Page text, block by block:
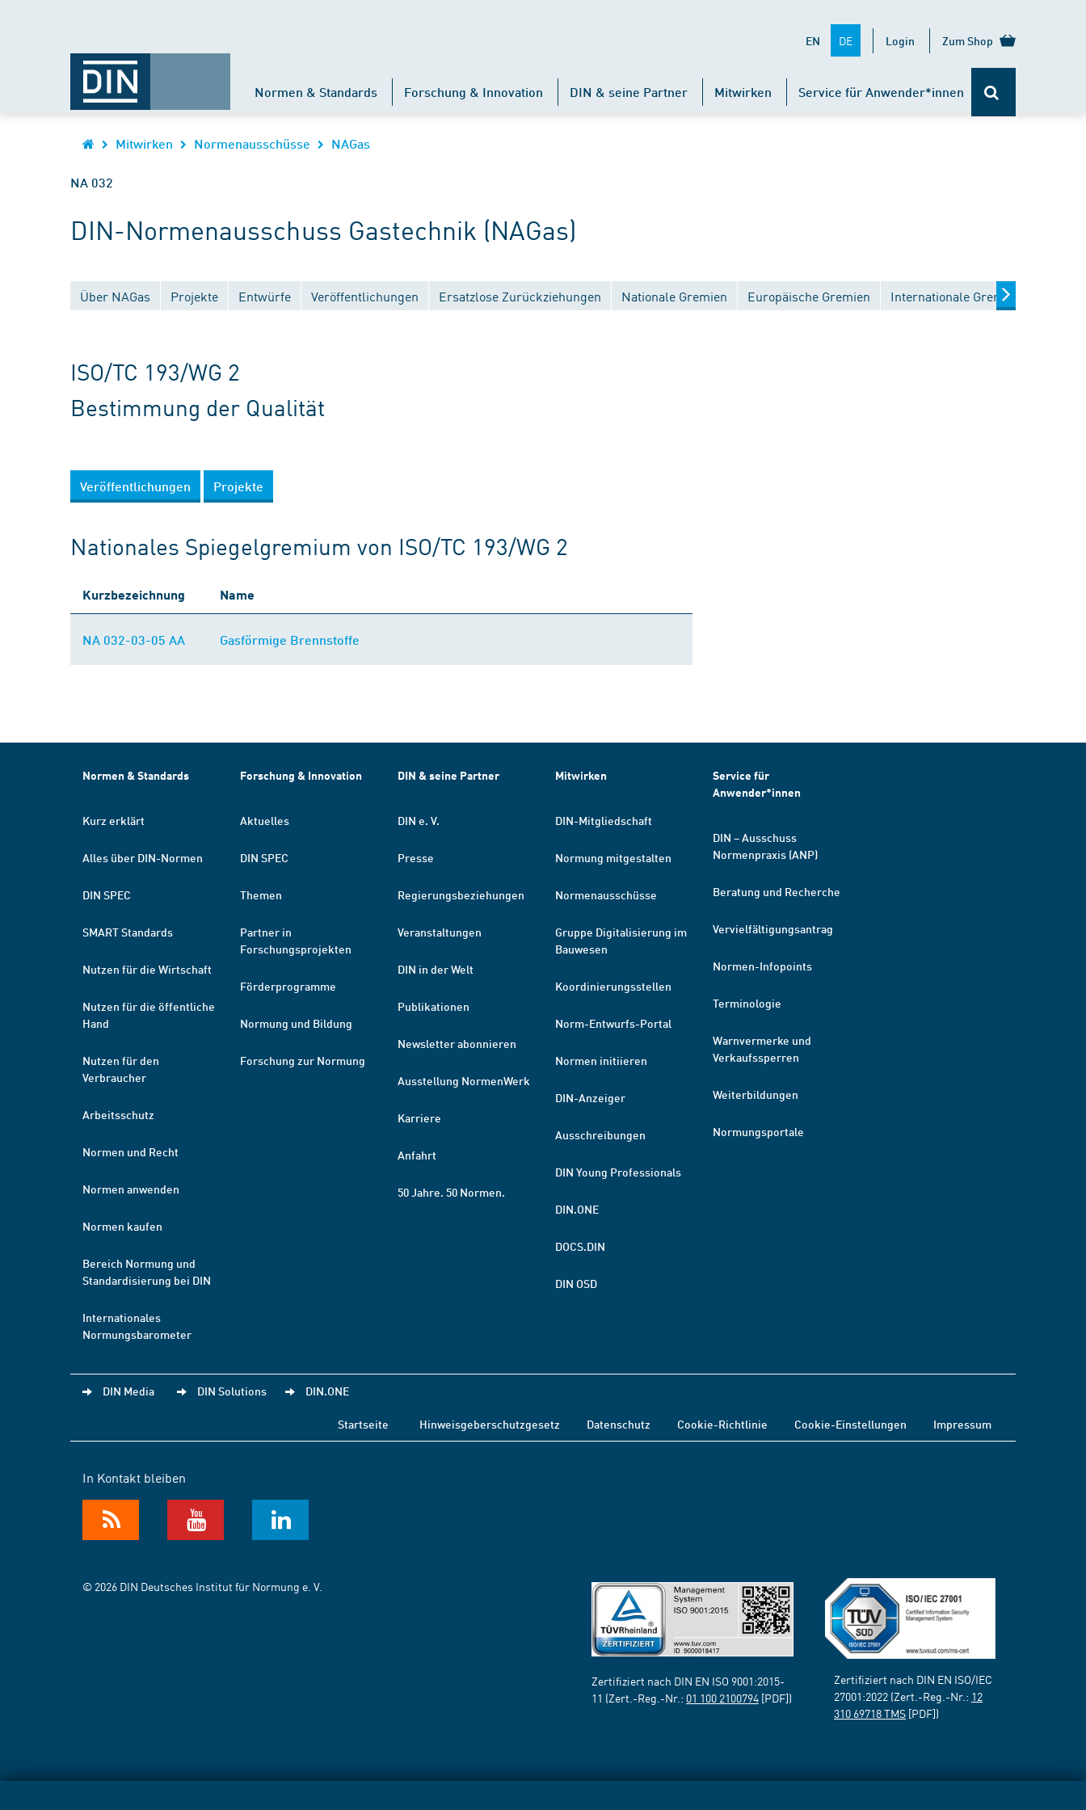
EN DE Login Zum Shop
Normen & Standards Forschung & Innovation DIN & seine Partner Mitwirken Service für Anwender*innen
Mitwirken Normenausschüsse NAGas
NA 032
DIN-Normenausschuss Gastechnik (NAGas)
Über NAGas Projekte Entwürfe Veröffentlichungen Ersatzlose Zurückziehungen Nationale Gremien Europäische Gremien Internationale Gremien
ISO/TC 193/WG 2
Bestimmung der Qualität
Veröffentlichungen Projekte
Nationales Spiegelgremium von ISO/TC 193/WG 2
Kurzbezeichnung Name
NA 032-03-05 AA Gasförmige Brennstoffe
Normen & Standards
Kurz erklärt
Alles über DIN-Normen
DIN SPEC
SMART Standards
Nutzen für die Wirtschaft
Nutzen für die öffentliche
Hand
Nutzen für den
Verbraucher
Arbeitsschutz
Normen und Recht
Normen anwenden
Normen kaufen
Bereich Normung und
Standardisierung bei DIN
Internationales
Normungsbarometer
Forschung & Innovation
Aktuelles
DIN SPEC
Themen
Partner in
Forschungsprojekten
Förderprogramme
Normung und Bildung
Forschung zur Normung
DIN & seine Partner
DIN e. V.
Presse
Regierungsbeziehungen
Veranstaltungen
DIN in der Welt
Publikationen
Newsletter abonnieren
Ausstellung NormenWerk
Karriere
Anfahrt
50 Jahre. 50 Normen.
Mitwirken
DIN-Mitgliedschaft
Normung mitgestalten
Normenausschüsse
Gruppe Digitalisierung im
Bauwesen
Koordinierungsstellen
Norm-Entwurfs-Portal
Normen initiieren
DIN-Anzeiger
Ausschreibungen
DIN Young Professionals
DIN.ONE
DOCS.DIN
DIN OSD
Service für
Anwender*innen
DIN – Ausschuss
Normenpraxis (ANP)
Beratung und Recherche
Vervielfältigungsantrag
Normen-Infopoints
Terminologie
Warnvermerke und
Verkaufssperren
Weiterbildungen
Normungsportale
DIN Media DIN Solutions DIN.ONE
Startseite Hinweisgeberschutzgesetz Datenschutz Cookie-Richtlinie Cookie-Einstellungen Impressum
In Kontakt bleiben
© 2026 DIN Deutsches Institut für Normung e. V.
Zertifiziert nach DIN EN ISO 9001:2015-
11 (Zert.-Reg.-Nr.: 01 100 2100794 [PDF])
Zertifiziert nach DIN EN ISO/IEC
27001:2022 (Zert.-Reg.-Nr.: 12
310 69718 TMS [PDF])